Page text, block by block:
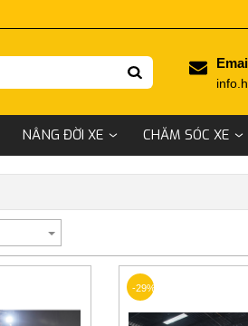
NÂNG ĐỜI XE CHĂM SÓC XE
-29%